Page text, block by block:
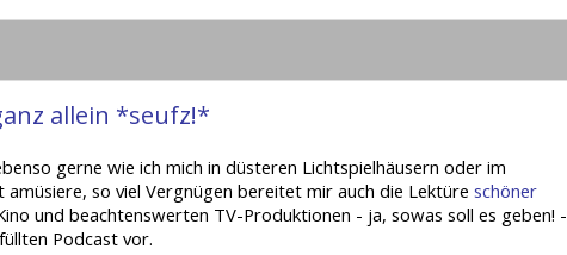
allein *seufz!*
gerne wie ich mich in düsteren Lichtspielhäusern oder im
so viel Vergnügen bereitet mir auch die Lektüre schöner
und beachtenswerten TV-Produktionen - ja, sowas soll es geben! -
Podcast vor.